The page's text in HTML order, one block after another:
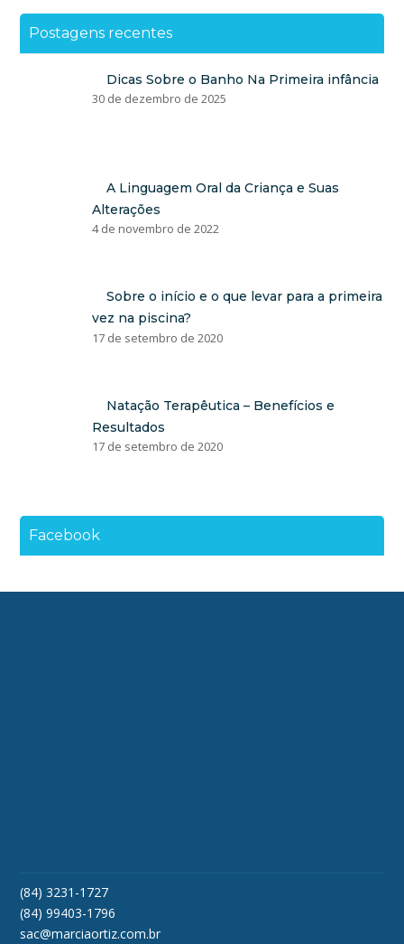
Postagens recentes
Dicas Sobre o Banho Na Primeira infância
30 de dezembro de 2025
A Linguagem Oral da Criança e Suas
Alterações
4 de novembro de 2022
Sobre o início e o que levar para a primeira
vez na piscina?
17 de setembro de 2020
Natação Terapêutica – Benefícios e
Resultados
17 de setembro de 2020
Facebook
(84) 3231-1727
(84) 99403-1796
sac@marciaortiz.com.br